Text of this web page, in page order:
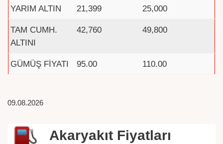
YARIM ALTIN 21,399 25,000
TAM CUMH.
ALTINI
42,760 49,800
GÜMÜŞ FİYATI 95.00 110.00
09.08.2026
Akaryakıt Fiyatları